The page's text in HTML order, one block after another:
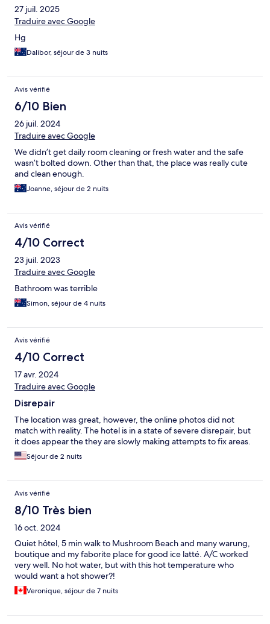
27 juil. 2025
Traduire avec Google
Hg
Dalibor, séjour de 3 nuits
Avis vérifié
6/10 Bien
26 juil. 2024
Traduire avec Google
We didn’t get daily room cleaning or fresh water and the safe
wasn’t bolted down. Other than that, the place was really cute
and clean enough.
Joanne, séjour de 2 nuits
Avis vérifié
4/10 Correct
23 juil. 2023
Traduire avec Google
Bathroom was terrible
Simon, séjour de 4 nuits
Avis vérifié
4/10 Correct
17 avr. 2024
Traduire avec Google
Disrepair
The location was great, however, the online photos did not
match with reality. The hotel is in a state of severe disrepair, but
it does appear the they are slowly making attempts to fix areas.
Séjour de 2 nuits
Avis vérifié
8/10 Très bien
16 oct. 2024
Quiet hôtel, 5 min walk to Mushroom Beach and many warung,
boutique and my faborite place for good ice latté. A/C worked
very well. No hot water, but with this hot temperature who
would want a hot shower?!
Veronique, séjour de 7 nuits